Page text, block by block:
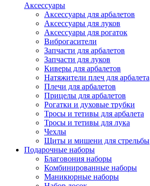
Аксессуары
Аксессуары для арбалетов
Аксессуары для луков
Аксессуары для рогаток
Виброгасители
Запчасти для арбалетов
Запчасти для луков
Киверы для арбалетов
Натяжители плеч для арбалета
Плечи для арбалетов
Прицелы для арбалетов
Рогатки и духовые трубки
Тросы и тетивы для арбалета
Тросы и тетивы для лука
Чехлы
Щиты и мишени для стрельбы
Подарочные наборы
Благовония наборы
Комбинированные наборы
Маникюрные наборы